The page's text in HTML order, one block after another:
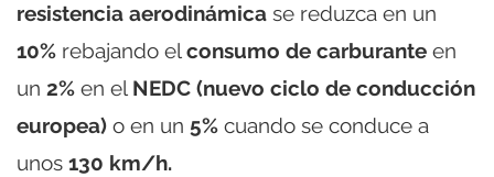
resistencia aerodinámica se reduzca en un
10% rebajando elconsumo de carburante en
un 2% en el NEDC (nuevo ciclo de conducción
europea) o en un 5% cuando se conduce a
unos 130 km/h.